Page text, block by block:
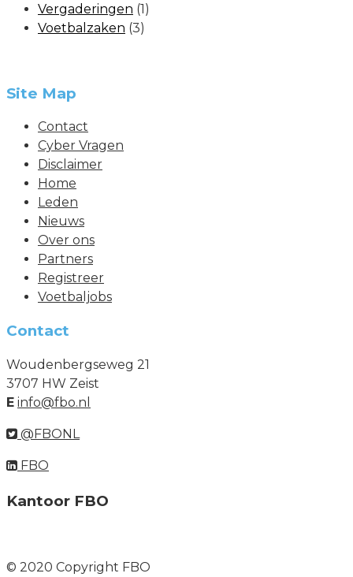
Vergaderingen (1)
Voetbalzaken (3)
Site Map
Contact
Cyber Vragen
Disclaimer
Home
Leden
Nieuws
Over ons
Partners
Registreer
Voetbaljobs
Contact
Woudenbergseweg 21
3707 HW Zeist
E info@fbo.nl
@FBONL
FBO
Kantoor FBO
© 2020 Copyright FBO